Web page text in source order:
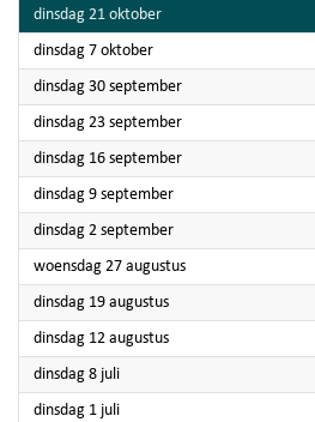
dinsdag 21 oktober2025
dinsdag 7 oktober2025
dinsdag 30 september2025
dinsdag 23 september2025
dinsdag 16 september2025
dinsdag 9 september2025
dinsdag 2 september2025
woensdag 27 augustus2025
dinsdag 19 augustus2025
dinsdag 12 augustus2025
dinsdag 8 juli2025
dinsdag 1 juli2025